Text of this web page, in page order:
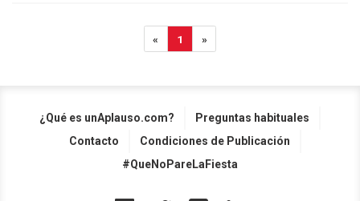
« 1 »
¿Qué es unAplauso.com?
Preguntas habituales
Contacto
Condiciones de Publicación
#QueNoPareLaFiesta